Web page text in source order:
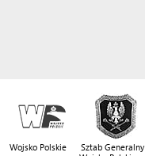
Wojsko Polskie
Sztab Generalny